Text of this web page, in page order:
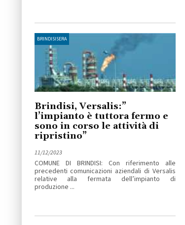
BRINDISISERA
Brindisi, Versalis:”
l’impianto è tuttora fermo e
sono in corso le attività di
ripristino”
11/12/2023
COMUNE DI BRINDISI: Con riferimento alle
precedenti comunicazioni aziendali di Versalis
relative alla fermata dell’impianto di
produzione ...